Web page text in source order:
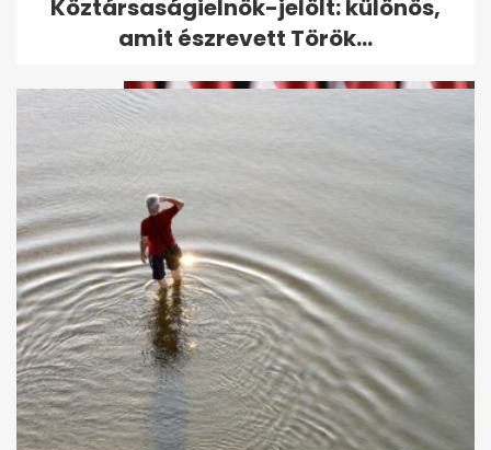
József visszatérésénél
Váratlan: Szájer József
visszatért
Köztársaságielnök-jelölt: különös,
amit észrevett Török...